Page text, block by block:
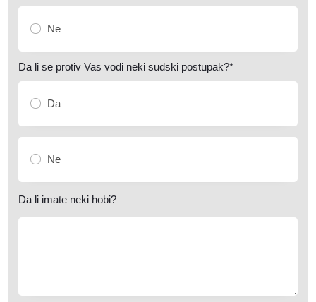
Ne
Da li se protiv Vas vodi neki sudski postupak?*
Da
Ne
Da li imate neki hobi?